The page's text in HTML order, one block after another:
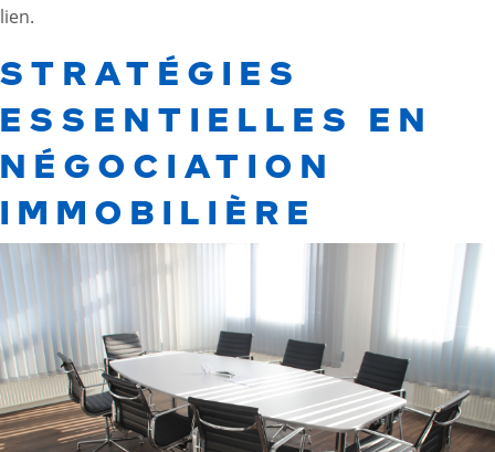
lien.
STRATÉGIES
ESSENTIELLES EN
NÉGOCIATION
IMMOBILIÈRE